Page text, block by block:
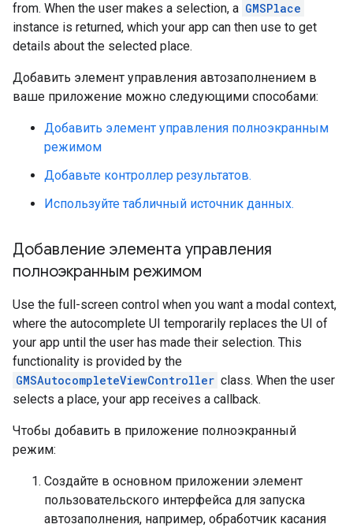
from. When the user makes a selection, a GMSPlace
instance is returned, which your app can then use to get
details about the selected place.
Добавить элемент управления автозаполнением в
ваше приложение можно следующими способами:
Добавить элемент управления полноэкранным
режимом
Добавьте контроллер результатов.
Используйте табличный источник данных.
Добавление элемента управления
полноэкранным режимом
Use the full-screen control when you want a modal context,
where the autocomplete UI temporarily replaces the UI of
your app until the user has made their selection. This
functionality is provided by the
GMSAutocompleteViewController class. When the user
selects a place, your app receives a callback.
Чтобы добавить в приложение полноэкранный
режим:
Создайте в основном приложении элемент
пользовательского интерфейса для запуска
автозаполнения, например, обработчик касания